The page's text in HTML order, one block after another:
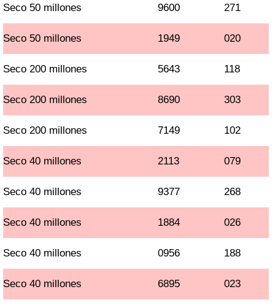
Seco 50 millones 9600 271
Seco 50 millones 1949 020
Seco 200 millones 5643 118
Seco 200 millones 8690 303
Seco 200 millones 7149 102
Seco 40 millones 2113 079
Seco 40 millones 9377 268
Seco 40 millones 1884 026
Seco 40 millones 0956 188
Seco 40 millones 6895 023